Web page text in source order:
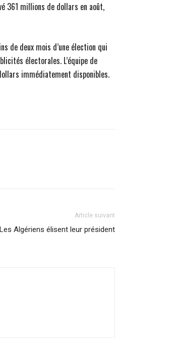
361 millions de dollars en août,
de deux mois d’une élection qui
électorales. L’équipe de
immédiatement disponibles.
Article suivant
Les Algériens élisent leur président